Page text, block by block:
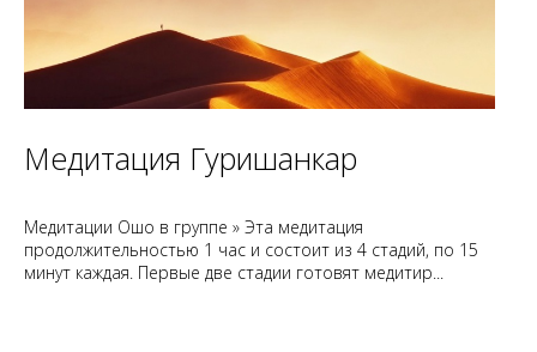
Медитация Гуришанкар
Медитации Ошо в группе » Эта медитация
продолжительностью 1 час и состоит из 4 стадий, по 15
минут каждая. Первые две стадии готовят медитир...